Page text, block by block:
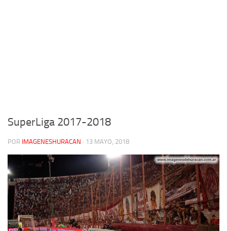
SuperLiga 2017-2018
POR IMAGENESHURACAN · 13 MAYO, 2018